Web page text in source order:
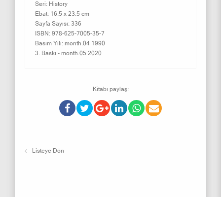
Seri: History
Ebat: 16,5 x 23,5 cm
Sayfa Sayısı: 336
ISBN: 978-625-7005-35-7
Basım Yılı: month.04 1990
3. Baskı - month.05 2020
Kitabı paylaş:
Listeye Dön